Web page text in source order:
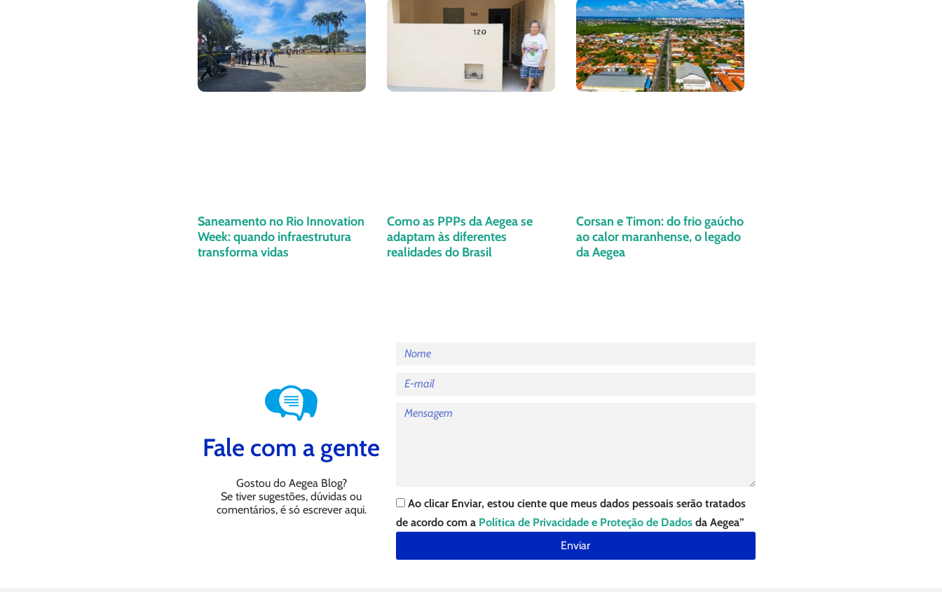
Saneamento no Rio Innovation
Week: quando infraestrutura
transforma vidas
Como as PPPs da Aegea se
adaptam às diferentes
realidades do Brasil
Corsan e Timon: do frio gaúcho
ao calor maranhense, o legado
da Aegea
Fale com a gente
Gostou do Aegea Blog?
Se tiver sugestões, dúvidas ou
comentários, é só escrever aqui.
Ao clicar Enviar, estou ciente que meus dados pessoais serão tratados
de acordo com a Política de Privacidade e Proteção de Dadosda Aegea”
Enviar